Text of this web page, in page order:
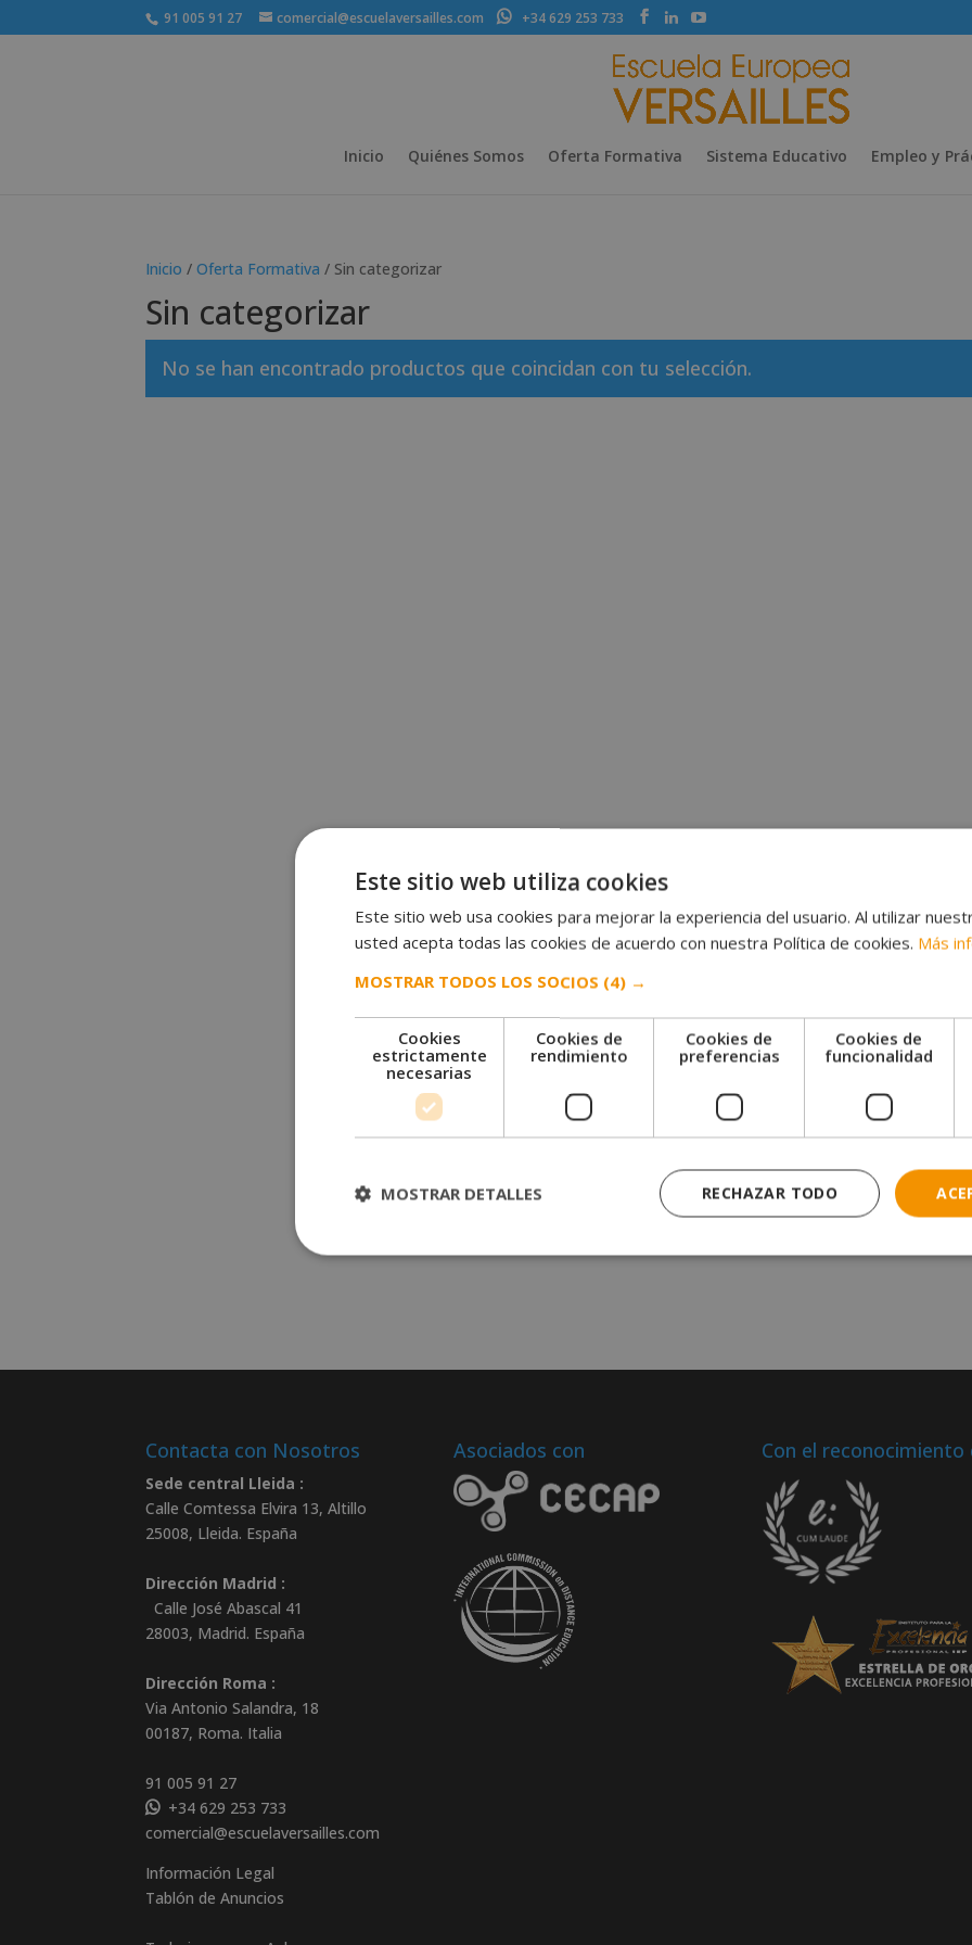
91 005 91 27 comercial@escuelaversailles.com +34 629 253 733
Inicio Quiénes Somos Oferta Formativa Sistema Educativo Empleo y
Inicio /Oferta Formativa / Sin categorizar
Sin categorizar
No se han encontrado productos que coincidan con tu selección.
Contacta con Nosotros
Sede central Lleida :
Calle Comtessa Elvira 13, Altillo
25008, Lleida. España
Dirección Madrid :
Calle José Abascal 41
28003, Madrid. España
Dirección Roma :
Via Antonio Salandra, 18
00187, Roma. Italia
91 005 91 27
+34 629 253 733
comercial@escuelaversailles.com
Información Legal
Tablón de Anuncios
Asociados con Con el reconocimiento
Este sitio web utiliza cookies
Este sitio web usa cookies para mejorar la experiencia del usuario. Al utilizar
usted acepta todas las cookies de acuerdo con nuestra Política de cookies. Más
MOSTRAR TODOS LOS SOCIOS (4) →
Cookies
estrictamente
necesarias
Cookies de
rendimiento
Cookies de
preferencias
Cookies de
funcionalidad
RECHAZAR TODO
MOSTRAR DETALLES